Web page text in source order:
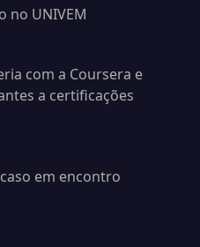
no UNIVEM
com a Coursera e
a certificações
em encontro